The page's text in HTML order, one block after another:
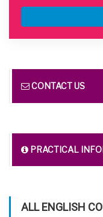
CONTACT US
PRACTICAL
ALL ENGLISH